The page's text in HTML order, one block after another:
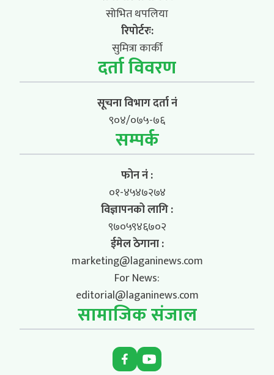
सोभित थपलिया
रिपोर्टरः:
सुमित्रा कार्की
दर्ता विवरण
सूचना विभाग दर्ता नं
९०४/०७५-७६
सम्पर्क
फोन नं :
०१-४५४७२७४
विज्ञापनको लागि :
९७०५९४६७०२
ईमेल ठेगाना :
marketing@laganinews.com
For News:
editorial@laganinews.com
सामाजिक संजाल